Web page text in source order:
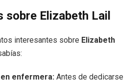
sobre Elizabeth Lail
interesantes sobre Elizabeth
enfermera: Antes de dedicarse